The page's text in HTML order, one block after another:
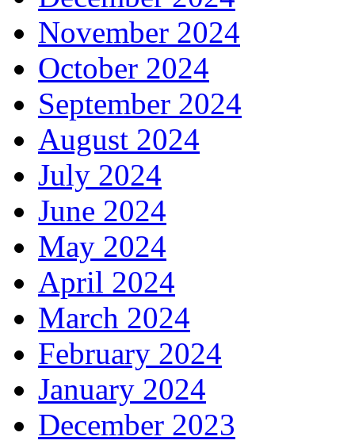
November 2024
October 2024
September 2024
August 2024
July 2024
June 2024
May 2024
April 2024
March 2024
February 2024
January 2024
December 2023